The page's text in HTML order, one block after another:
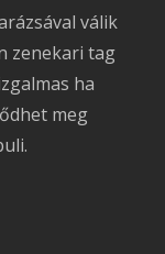
válik
zenekari tag
ha
meg